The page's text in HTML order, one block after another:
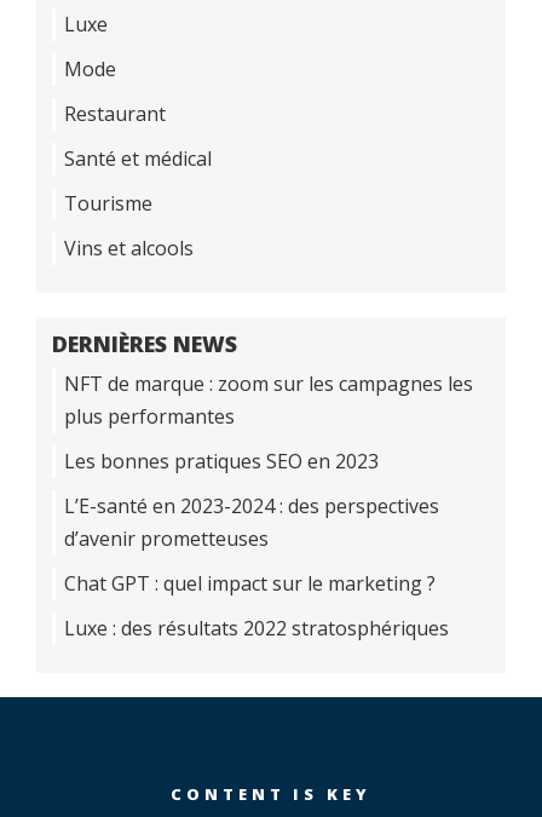
Luxe
Mode
Restaurant
Santé et médical
Tourisme
Vins et alcools
DERNIÈRES NEWS
NFT de marque : zoom sur les campagnes les
plus performantes
Les bonnes pratiques SEO en 2023
L’E-santé en 2023-2024 : des perspectives
d’avenir prometteuses
Chat GPT : quel impact sur le marketing ?
Luxe : des résultats 2022 stratosphériques
CONTENT IS KEY